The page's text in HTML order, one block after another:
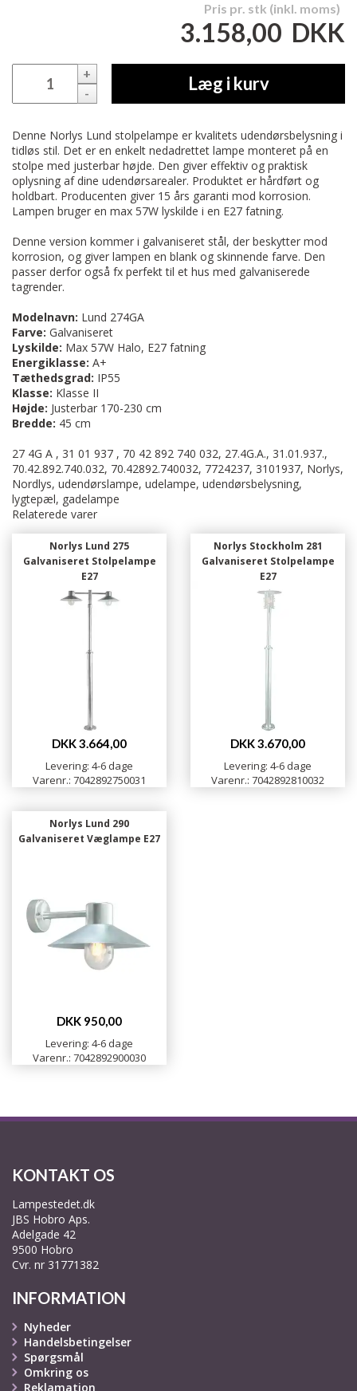
Pris pr. stk (inkl. moms)
3.158,00 DKK
+
-
Læg i kurv
Denne Norlys Lund stolpelampe er kvalitets udendørsbelysning i
tidløs stil. Det er en enkelt nedadrettet lampe monteret på en
stolpe med justerbar højde. Den giver effektiv og praktisk
oplysning af dine udendørsarealer. Produktet er hårdført og
holdbart. Producenten giver 15 års garanti mod korrosion.
Lampen bruger en max 57W lyskilde i en E27 fatning.
Denne version kommer i galvaniseret stål, der beskytter mod
korrosion, og giver lampen en blank og skinnende farve. Den
passer derfor også fx perfekt til et hus med galvaniserede
tagrender.
Modelnavn: Lund 274GA
Farve: Galvaniseret
Lyskilde: Max 57W Halo, E27 fatning
Energiklasse: A+
Tæthedsgrad: IP55
Klasse: Klasse II
Højde: Justerbar 170-230 cm
Bredde: 45 cm
27 4G A , 31 01 937 , 70 42 892 740 032, 27.4G.A., 31.01.937.,
70.42.892.740.032, 70.42892.740032, 7724237, 3101937, Norlys,
Nordlys, udendørslampe, udelampe, udendørsbelysning,
lygtepæl, gadelampe
Relaterede varer
Norlys Lund 275
Galvaniseret Stolpelampe
E27
DKK 3.664,00
Levering: 4-6 dage
Varenr.: 7042892750031
Norlys Stockholm 281
Galvaniseret Stolpelampe
E27
DKK 3.670,00
Levering: 4-6 dage
Varenr.: 7042892810032
Norlys Lund 290
Galvaniseret Væglampe E27
DKK 950,00
Levering: 4-6 dage
Varenr.: 7042892900030
KONTAKT OS
Lampestedet.dk
JBS Hobro Aps.
Adelgade 42
9500 Hobro
Cvr. nr 31771382
INFORMATION
Nyheder
Handelsbetingelser
Spørgsmål
Omkring os
Reklamation